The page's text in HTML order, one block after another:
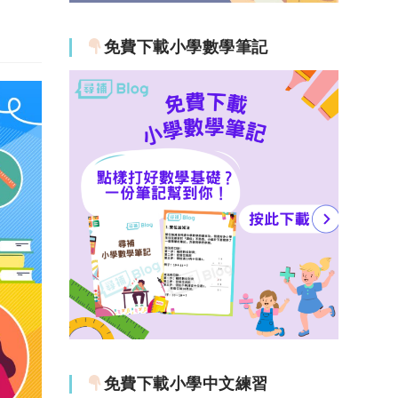
免費下載小學數學筆記
免費下載小學中文練習